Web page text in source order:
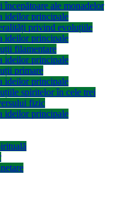
începătoare ale monadelor
ideilor principale
privind evoluțiile
ideilor principale
filamentare
ideilor principale
primare
ideilor principale
spiritelor în cele trei
fizic
ideilor principale